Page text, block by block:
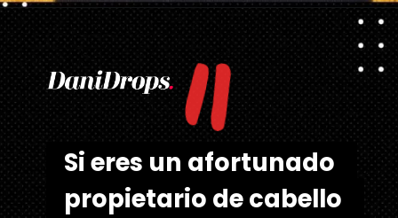
Abriendo...
Si eres un afortunado
propietario de cabello
Si eres un afortunado
propietario de cabello